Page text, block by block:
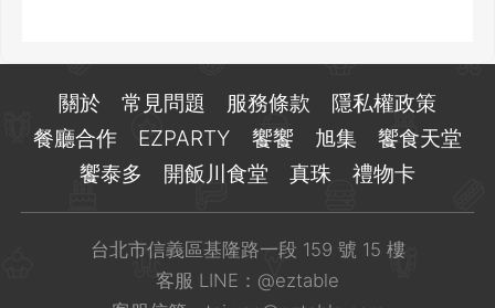
關於 常見問題 服務條款
隱私權政策
餐廳合作
EZPARTY 饗饗 旭集
饗食天堂
饗泰多
開飯川食堂 真珠 禮物卡
台北市信義區基隆路一段 159 號 15 樓
客服 LINE： @eztable